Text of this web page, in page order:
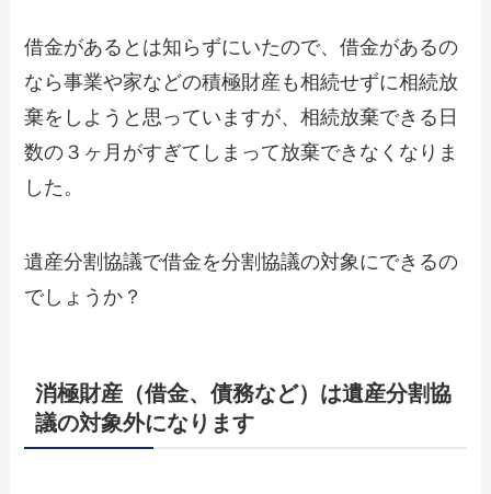
借金があるとは知らずにいたので、借金があるの
なら事業や家などの積極財産も相続せずに相続放
棄をしようと思っていますが、相続放棄できる日
数の３ヶ月がすぎてしまって放棄できなくなりま
した。
遺産分割協議で借金を分割協議の対象にできるの
でしょうか？
消極財産（借金、債務など）は遺産分割協
議の対象外になります